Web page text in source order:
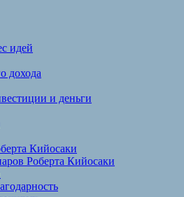
идей
дохода
и деньги
Кийосаки
Роберта Кийосаки